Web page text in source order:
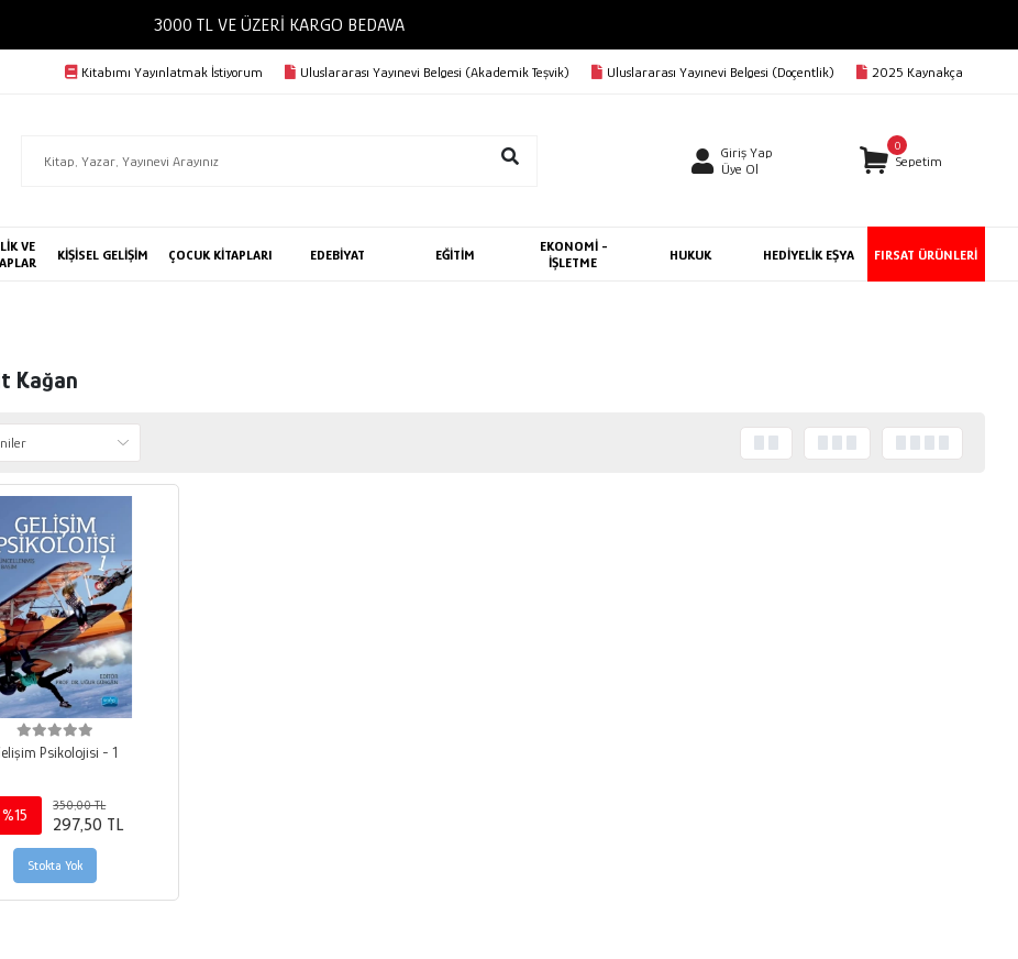
3000 TL VE ÜZERİ KARGO BEDAVA
Kitabımı Yayınlatmak İstiyorum Uluslararası Yayınevi Belgesi (Akademik Teşvik) Uluslararası Yayınevi Belgesi (Doçentlik) 2025 Kaynakça
Giriş Yap
Üye Ol
0
Sepetim
VE
KİŞİSEL GELİŞİM ÇOCUK KİTAPLARI EDEBİYAT EĞİTİM
EKONOMİ -
İŞLETME
HUKUK HEDİYELİK EŞYA FIRSAT ÜRÜNLERİ
Kağan
Psikolojisi - 1
%15
350,00 TL
297,50 TL
Stokta Yok